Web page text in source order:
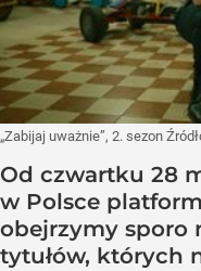
„Zabijaj uważnie”, 2. sezon
Od czwartku 28
w Polsce
obejrzymy sporo
tytułów, których